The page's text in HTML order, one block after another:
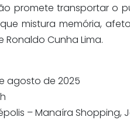
promete transportar o
mistura memória,
Ronaldo Cunha Lima.
agosto de 2025
– Manaíra Shopping,